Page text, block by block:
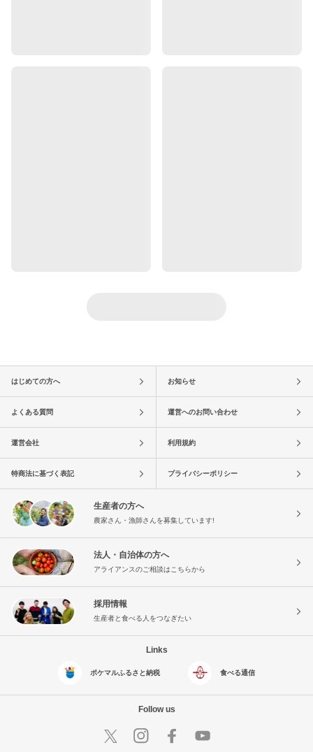
はじめての方へ お知らせ
よくある質問 運営へのお問い合わせ
運営会社 利用規約
特商法に基づく表記 プライバシーポリシー
生産者の方へ
農家さん・漁師さんを募集しています!
法人・自治体の方へ
アライアンスのご相談はこちらから
採用情報
生産者と食べる人をつなぎたい
Links
ポケマルふるさと納税 食べる通信
Follow us